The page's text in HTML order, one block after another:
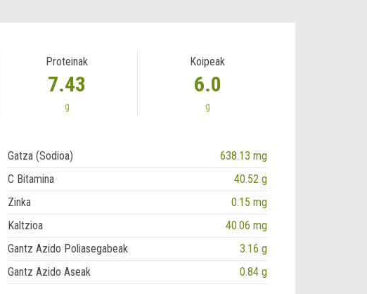
Proteinak
7.43
g
Koipeak
6.0
g
Gatza (Sodioa)
638.13 mg
C Bitamina
40.52 g
Zinka
0.15 mg
Kaltzioa
40.06 mg
Gantz Azido Poliasegabeak
3.16 g
Gantz Azido Aseak
0.84 g